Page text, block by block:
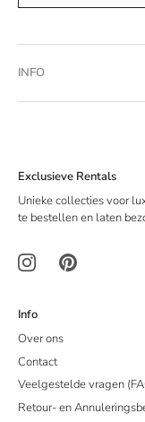
INFO
Exclusieve Rentals
Unieke collecties voor
te bestellen en laten
Info
Over ons
Contact
Veelgestelde vragen
Retour- en